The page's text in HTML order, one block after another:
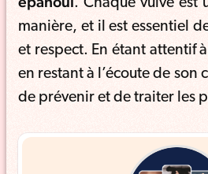
manière, et il est essentiel
et respect. En étant attentif
en restant à l’écoute de son
de prévenir et de traiter les